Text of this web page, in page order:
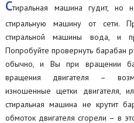
Стиральная машина гудит, но
стиральную машину от сети.
стиральной машины вода, и
Попробуйте провернуть барабан
обычно, и Вы при вращении
вращения двигателя –
изношенные щетки двигателя,
стиральная машина не крутит
обмоток двигателя сгорели – в